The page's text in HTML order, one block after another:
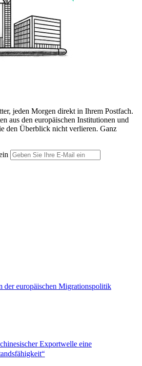
jeden Morgen direkt in Ihrem Postfach.
aus den europäischen Institutionen und
den Überblick nicht verlieren. Ganz
der europäischen Migrationspolitik
Exportwelle eine